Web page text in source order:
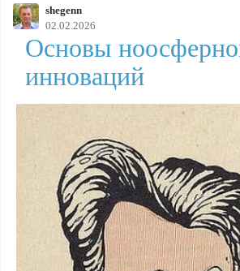
shegenn
02.02.2026
Основы
инноваций